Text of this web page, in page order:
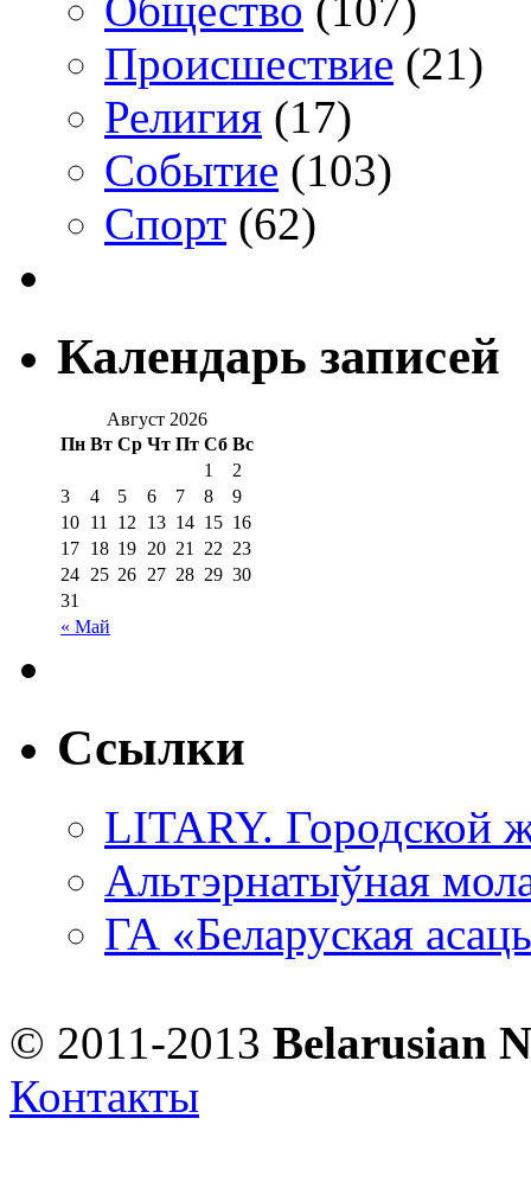
Происшествие (21)
Религия (17)
Событие (103)
Спорт (62)
Календарь записей
Август 2026
Пн Вт Ср Чт Пт Сб Вс
« Май
1
2
3
4 5 6 7 8
9
10 11 12 13 14 15 16
17 18 19 20 21 22 23
24 25 26 27 28 29 30
31
Ссылки
LITARY. Городской
Альтэрнатыўная
ГА «Беларуская
© 2011-2013 Belarusian
Контакты